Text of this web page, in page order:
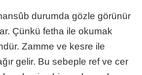
durumda gözle görünür
Çünkü fetha ile okumak
Zamme ve kesre ile
gelir. Bu sebeple ref ve cer